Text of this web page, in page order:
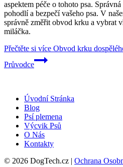
aspektem péče o tohoto psa.
pohodlí a bezpečí vašeho psa. V
správně změřit obvod krku a vybrat
miláčka.
Přečtěte si více Obvod krku
Průvodce
Úvodní Stránka
Blog
Psí plemena
Výcvik Psů
O Nás
Kontakty
© 2026 DogTech.cz | Ochrana